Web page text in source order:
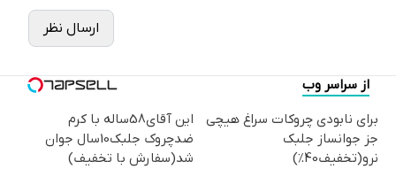
ارسال نظر
از سراسر وب
برای نابودی چروکات سراغ هیچی
جز جوانساز جلبک
نرو(تخفیف40%)
این آقای58ساله با کرم
ضدچروک جلبک10سال جوان
شد(سفارش با تخفیف)